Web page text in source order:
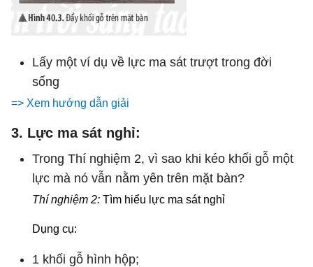
Lấy một ví dụ về lực ma sát trượt trong đời
sống
=> Xem hướng dẫn giải
3. Lực ma sát nghỉ:
Trong Thí nghiệm 2, vì sao khi kéo khối gỗ một
lực mà nó vẫn nằm yên trên mặt bàn?
Thí nghiệm 2: Tìm hiểu lực ma sát nghỉ
Dụng cụ:
1 khối gỗ hình hộp;